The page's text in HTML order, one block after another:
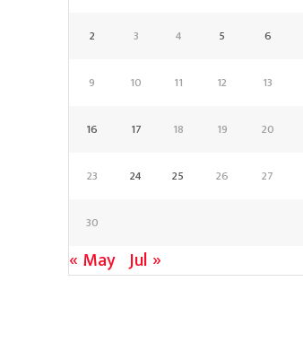
2 3 4 5 6
9 10 11 12 13
16 17 18 19 20
23 24 25 26 27
30
« May Jul »